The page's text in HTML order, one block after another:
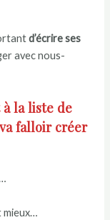
d’écrire ses
avec nous-
la liste de
falloir créer
mieux…